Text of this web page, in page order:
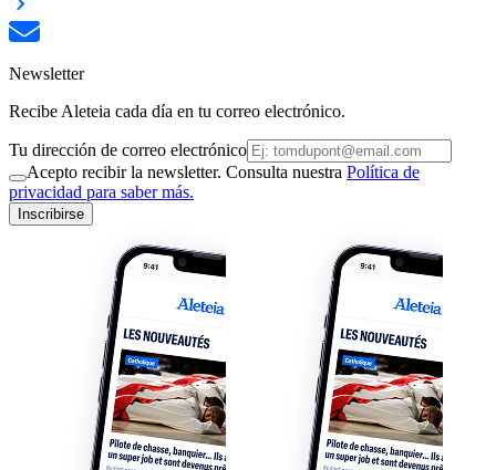
Newsletter
Recibe Aleteia cada día en tu correo electrónico.
Tu dirección de correo electrónico
Acepto recibir la newsletter. Consulta nuestra Política de
privacidad para saber más.
Inscribirse